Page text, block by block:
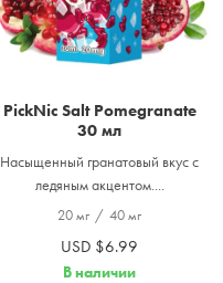
PickNic Salt Pomegranate
30 мл
Насыщенный гранатовый вкус с
ледяным акцентом....
20 мг / 40 мг
USD $6.99
В наличии